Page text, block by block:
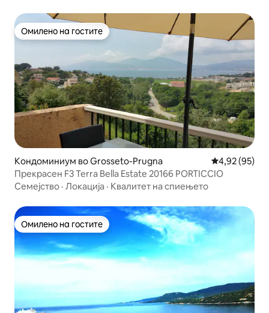
Омилено на гостите
Омилено на гостите
Кондоминиум во Grosseto-Prugna Просечна
4,92 (95)
Прекрасен F3 Terra Bella Estate 20166 PORTICCIO
Семејство · Локација · Квалитет на спиењето
Омилено на гостите
Омилено на гостите